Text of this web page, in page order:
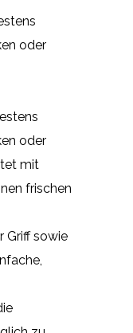
oder
oder
mit
frischen
Griff sowie